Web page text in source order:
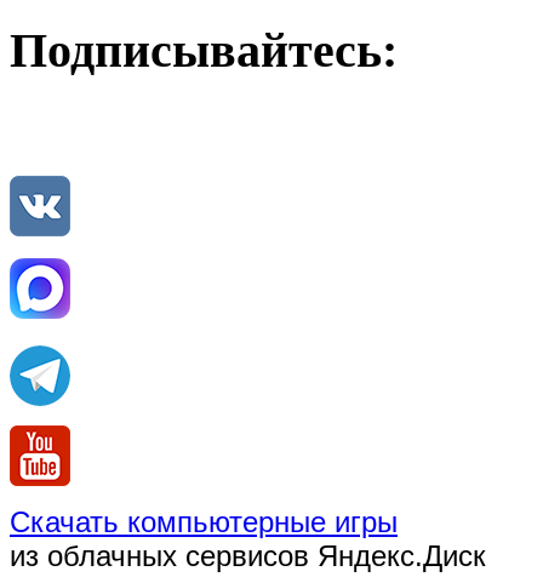
Подписывайтесь:
Скачать компьютерные игры
из облачных сервисов Яндекс.Диск